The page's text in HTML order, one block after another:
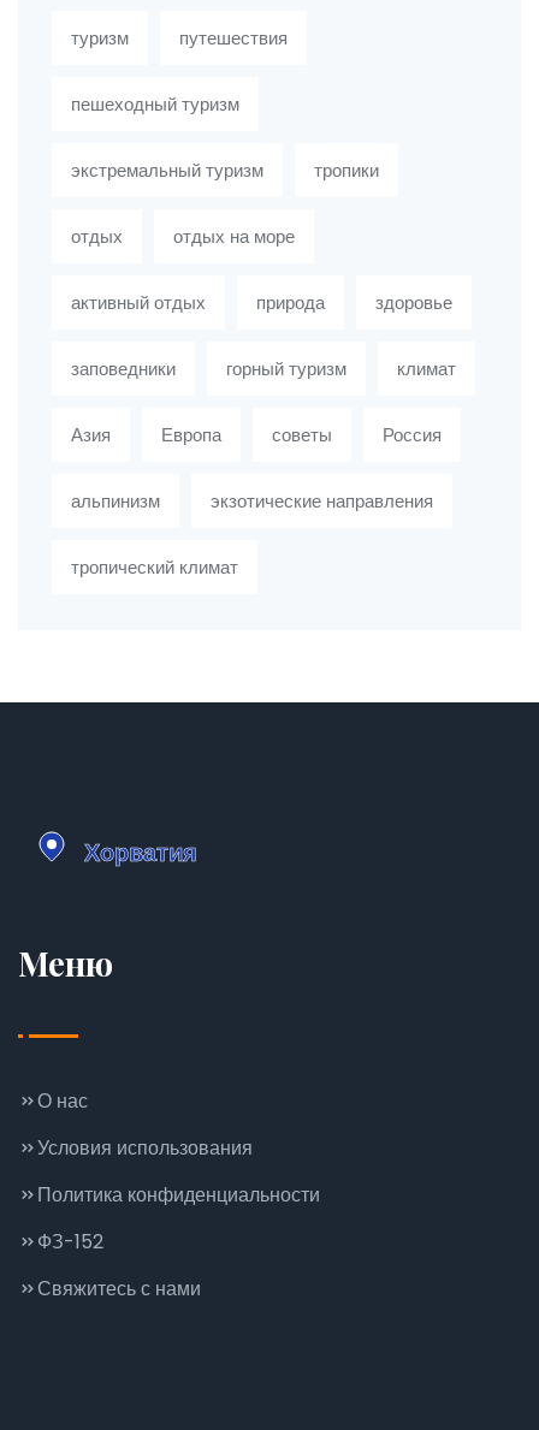
туризм путешествия
пешеходный туризм
экстремальный туризм тропики
отдых отдых на море
активный отдых природа здоровье
заповедники горный туризм климат
Азия Европа советы Россия
альпинизм экзотические направления
тропический климат
Меню
О нас
Условия использования
Политика конфиденциальности
ФЗ-152
Свяжитесь с нами